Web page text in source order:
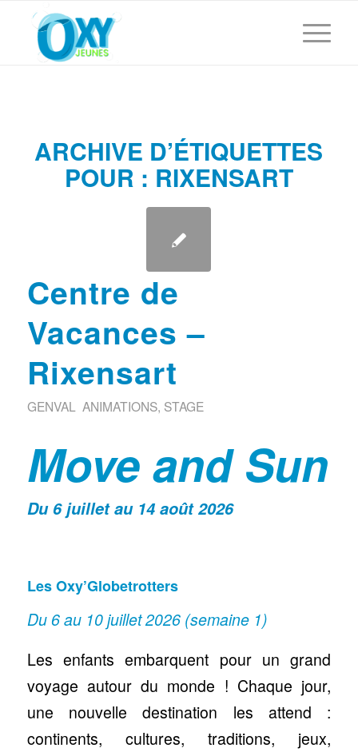
ARCHIVE D’ÉTIQUETTES
POUR : RIXENSART
Centre de
Vacances –
Rixensart
GENVAL ANIMATIONS, STAGE
Move and Sun
Du 6 juillet au 14 août 2026
Les Oxy’Globetrotters
Du 6 au 10 juillet 2026 (semaine 1)
Les enfants embarquent pour un grand
voyage autour du monde ! Chaque jour,
une nouvelle destination les attend :
continents, cultures, traditions, jeux,